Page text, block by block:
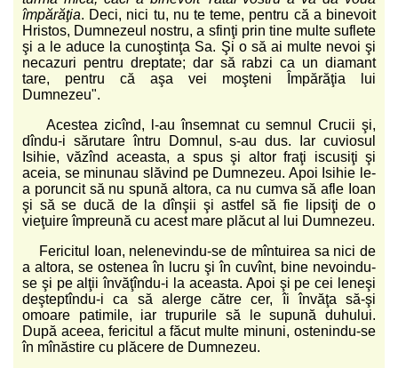
împărăţia. Deci, nici tu, nu te teme, pentru că a binevoit
Hristos, Dumnezeul nostru, a sfinţi prin tine multe suflete
şi a le aduce la cunoştinţa Sa. Şi o să ai multe nevoi şi
necazuri pentru dreptate; dar să rabzi ca un diamant
tare, pentru că aşa vei moşteni Împărăţia lui
Dumnezeu".
Acestea zicînd, l-au însemnat cu semnul Crucii şi,
dîndu-i sărutare întru Domnul, s-au dus. Iar cuviosul
Isihie, văzînd aceasta, a spus şi altor fraţi iscusiţi şi
aceia, se minunau slăvind pe Dumnezeu. Apoi Isihie le-
a poruncit să nu spună altora, ca nu cumva să afle Ioan
şi să se ducă de la dînşii şi astfel să fie lipsiţi de o
vieţuire împreună cu acest mare plăcut al lui Dumnezeu.
Fericitul Ioan, nelenevindu-se de mîntuirea sa nici de
a altora, se ostenea în lucru şi în cuvînt, bine nevoindu-
se şi pe alţii învăţîndu-i la aceasta. Apoi şi pe cei leneşi
deşteptîndu-i ca să alerge către cer, îi învăţa să-şi
omoare patimile, iar trupurile să le supună duhului.
După aceea, fericitul a făcut multe minuni, ostenindu-se
în mînăstire cu plăcere de Dumnezeu.